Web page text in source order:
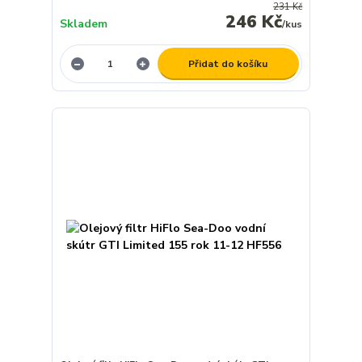
231 Kč
246 Kč/kus
Skladem
Přidat do košíku